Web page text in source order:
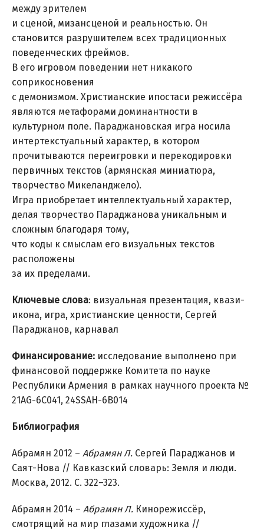
между зрителем
и сценой, мизансценой и реальностью. Он
становится разрушителем всех традиционных
поведенческих фреймов.
В его игровом поведении нет никакого
соприкосновения
с демонизмом. Христианские ипостаси режиссёра
являются метафорами доминантности в
культурном поле. Параджановская игра носила
интертекстуальный характер, в котором
прочитываются переигровки и перекодировки
первичных текстов (армянская миниатюра,
творчество Микеланджело).
Игра приобретает интеллектуальный характер,
делая творчество Параджанова уникальным и
сложным благодаря тому,
что коды к смыслам его визуальных текстов
расположены
за их пределами.
Ключевые слова: визуальная презентация, квази-
икона, игра, христианские ценности, Сергей
Параджанов, карнавал
Финансирование: исследование выполнено при
финансовой поддержке Комитета по науке
Республики Армения в рамках научного проекта №
21AG-6C041, 24SSAH-6B014
Библиография
Абрамян 2012 – Абрамян Л. Сергей Параджанов и
Саят-Нова // Кавказский словарь: Земля и люди.
Москва, 2012. С. 322–323.
Абрамян 2014 – Абрамян Л. Кинорежиссёр,
смотрящий на мир глазами художника //